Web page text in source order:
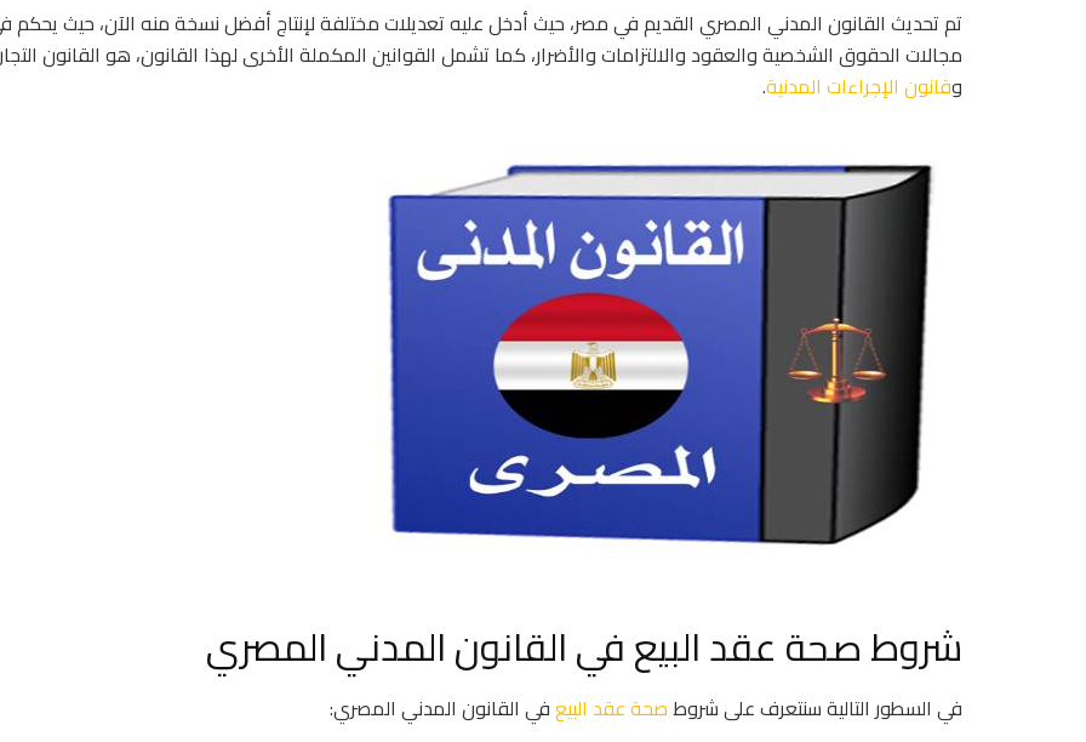
تم تحديث القانون المدني المصري القديم في مصر، حيث أدخل عليه تعديلات مختلفة لإنتاج أفضل نسخة منه الآن، حيث يحكم
مجالات الحقوق الشخصية والعقود والالتزامات والأضرار، كما تشمل القوانين المكملة الأخرى لهذا القانون، هو القانون
وقانون الإجراءات المدنية.
شروط صحة عقد البيع في القانون المدني المصري
في السطور التالية سنتعرف على شروطصحة عقد البيعفي القانون المدني المصري: